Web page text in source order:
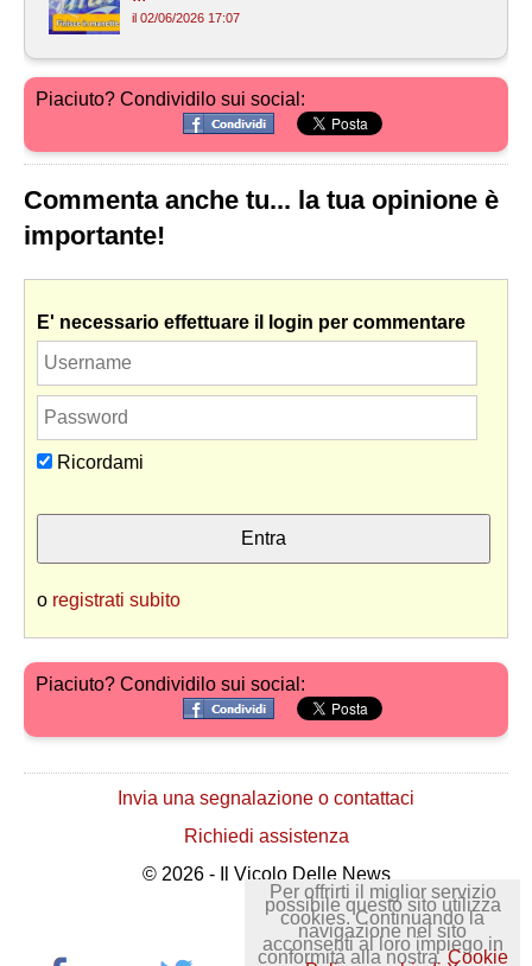
il 02/06/2026 17:07
Piaciuto? Condividilo sui social:
Commenta anche tu... la tua opinione è
importante!
E' necessario effettuare il login per commentare
Ricordami
o registrati subito
Piaciuto? Condividilo sui social:
Invia una segnalazione o contattaci
Richiedi assistenza
© 2026 - Il Vicolo Delle News
Per offrirti il miglior servizio
possibile questo sito utilizza
cookies. Continuando la
navigazione nel sito
acconsenti al loro impiego in
conformità alla nostra Cookie